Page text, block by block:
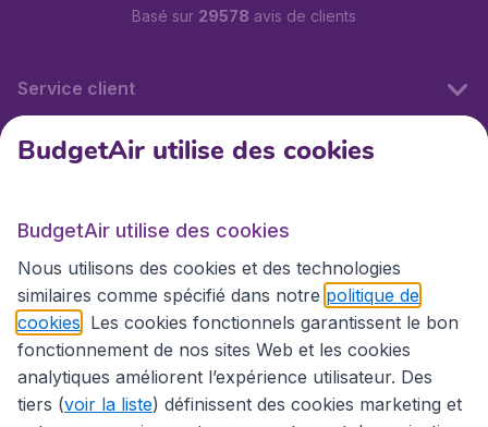
Basé sur 29578 avis de clients
Service client
BudgetAir.fr
Sites internationaux
BudgetAir utilise des cookies
BudgetAir utilise des cookies
Nous utilisons des cookies et des technologies
similaires comme spécifié dans notre politique de
cookies . Les cookies fonctionnels garantissent le bon
fonctionnement de nos sites Web et les cookies
analytiques améliorent l’expérience utilisateur. Des
tiers (voir la liste) définissent des cookies marketing et